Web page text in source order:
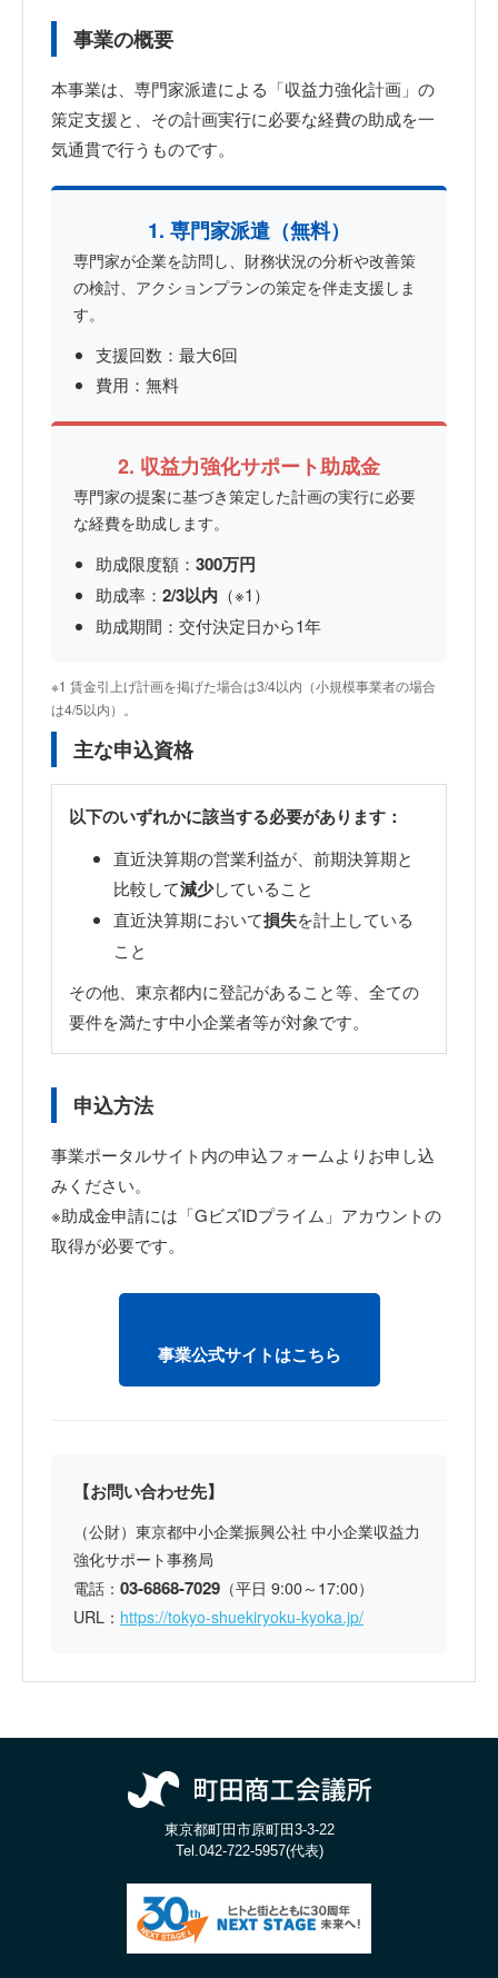
事業の概要
本事業は、専門家派遣による「収益力強化計画」の
策定支援と、その計画実行に必要な経費の助成を一
気通貫で行うものです。
1. 専門家派遣（無料）
専門家が企業を訪問し、財務状況の分析や改善策
の検討、アクションプランの策定を伴走支援しま
す。
支援回数：最大6回
費用：無料
2. 収益力強化サポート助成金
専門家の提案に基づき策定した計画の実行に必要
な経費を助成します。
助成限度額： 300万円
助成率： 2/3以内 （※1）
助成期間：交付決定日から1年
※1 賃金引上げ計画を掲げた場合は3/4以内（小規模事業者の場合
は4/5以内）。
主な申込資格
以下のいずれかに該当する必要があります：
直近決算期の営業利益が、前期決算期と
比較して減少していること
直近決算期において損失を計上している
こと
その他、東京都内に登記があること等、全ての
要件を満たす中小企業者等が対象です。
申込方法
事業ポータルサイト内の申込フォームよりお申し込
みください。
※助成金申請には「GビズIDプライム」アカウントの
取得が必要です。
事業公式サイトはこちら
【お問い合わせ先】
（公財）東京都中小企業振興公社 中小企業収益力
強化サポート事務局
電話： 03-6868-7029 （平日 9:00～17:00）
URL： https://tokyo-shuekiryoku-kyoka.jp/
東京都町田市原町田3-3-22
Tel.042-722-5957(代表)